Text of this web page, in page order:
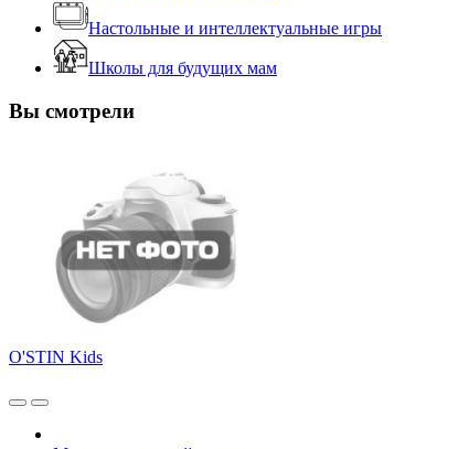
Настольные и интеллектуальные игры
Школы для будущих мам
Вы смотрели
O'STIN Kids